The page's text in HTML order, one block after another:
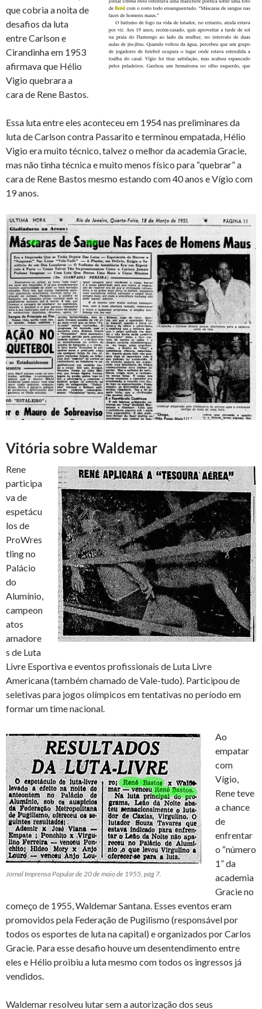
que cobria a noita de
desafios da luta
entre Carlson e
Cirandinha em 1953
afirmava que Hélio
Vigio quebrara a
cara de Rene Bastos.
Essa luta entre eles aconteceu em 1954 nas preliminares da
luta de Carlson contra Passarito e terminou empatada, Hélio
Vigio era muito técnico, talvez o melhor da academia Gracie,
mas não tinha técnica e muito menos físico para “quebrar” a
cara de Rene Bastos mesmo estando com 40 anos e Vígio com
19 anos.
Vitória sobre Waldemar
Rene
participa
va de
espetácu
los de
ProWres
tling no
Palácio
do
Alumínio,
campeon
atos
amadore
s de Luta
Livre Esportiva e eventos profissionais de Luta Livre
Americana (também chamado de Vale-tudo). Participou de
seletivas para jogos olímpicos em tentativas no período em
formar um time nacional.
Jornal Imprensa Popular de 20 de maio de 1955, pág 7.
Ao
empatar
com
Vígio,
Rene teve
a chance
de
enfrentar
o “número
1” da
academia
Gracie no
começo de 1955, Waldemar Santana. Esses eventos eram
promovidos pela Federação de Pugilismo (responsável por
todos os esportes de luta na capital) e organizados por Carlos
Gracie. Para esse desafio houve um desentendimento entre
eles e Hélio proibiu a luta mesmo com todos os ingressos já
vendidos.
Waldemar resolveu lutar sem a autorização dos seus